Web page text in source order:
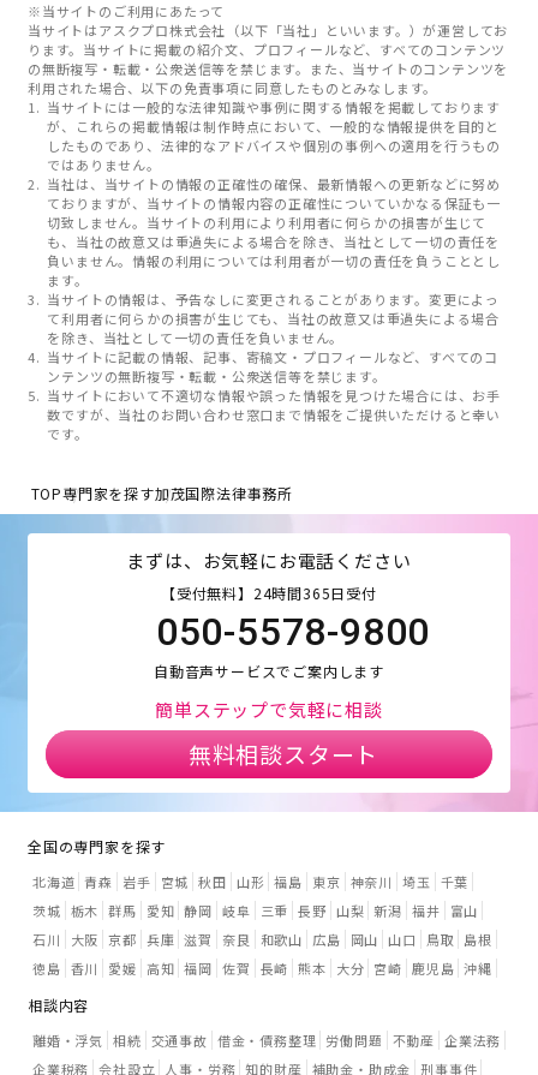
※当サイトのご利用にあたって
当サイトはアスクプロ株式会社（以下「当社」といいます。）が運営してお
ります。当サイトに掲載の紹介文、プロフィールなど、すべてのコンテンツ
の無断複写・転載・公衆送信等を禁じます。また、当サイトのコンテンツを
利用された場合、以下の免責事項に同意したものとみなします。
当サイトには一般的な法律知識や事例に関する情報を掲載しております
が、これらの掲載情報は制作時点において、一般的な情報提供を目的と
したものであり、法律的なアドバイスや個別の事例への適用を行うもの
ではありません。
当社は、当サイトの情報の正確性の確保、最新情報への更新などに努め
ておりますが、当サイトの情報内容の正確性についていかなる保証も一
切致しません。当サイトの利用により利用者に何らかの損害が生じて
も、当社の故意又は重過失による場合を除き、当社として一切の責任を
負いません。情報の利用については利用者が一切の責任を負うこととし
ます。
当サイトの情報は、予告なしに変更されることがあります。変更によっ
て利用者に何らかの損害が生じても、当社の故意又は重過失による場合
を除き、当社として一切の責任を負いません。
当サイトに記載の情報、記事、寄稿文・プロフィールなど、すべてのコ
ンテンツの無断複写・転載・公衆送信等を禁じます。
当サイトにおいて不適切な情報や誤った情報を見つけた場合には、お手
数ですが、当社のお問い合わせ窓口まで情報をご提供いただけると幸い
です。
TOP専門家を探す加茂国際法律事務所
まずは、お気軽にお電話ください
【受付無料】24時間365日受付
050-5578-9800
自動音声サービスでご案内します
簡単ステップで気軽に相談
無料相談スタート
全国の専門家を探す
北海道 青森 岩手 宮城 秋田 山形 福島 東京 神奈川 埼玉
千葉
茨城 栃木 群馬 愛知 静岡 岐阜 三重 長野 山梨 新潟 福井
富山
石川
大阪 京都 兵庫 滋賀 奈良 和歌山 広島 岡山 山口 鳥取
島根
徳島 香川 愛媛 高知 福岡 佐賀 長崎 熊本 大分 宮崎 鹿児島 沖縄
相談内容
離婚・浮気 相続 交通事故 借金・債務整理 労働問題 不動産 企業法務
企業税務 会社設立 人事・労務 知的財産 補助金・助成金 刑事事件